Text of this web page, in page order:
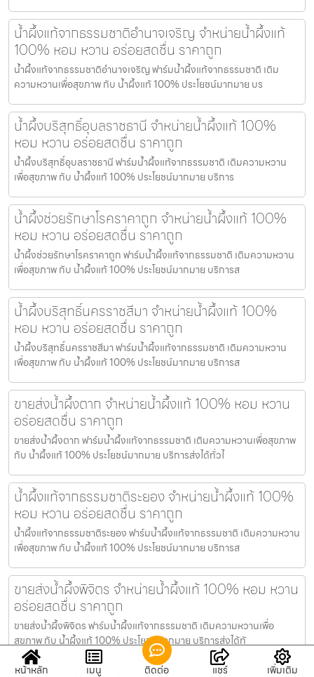
น้ำผึ้งแท้จากธรรมชาติอำนาจเจริญ จำหน่ายน้ำผึ้งแท้
100% หอม หวาน อร่อยสดชื่น ราคาถูก
น้ำผึ้งแท้จากธรรมชาติอำนาจเจริญ ฟาร์มน้ำผึ้งแท้จากธรรมชาติ เติม
ความหวานเพื่อสุขภาพ กับ น้ำผึ้งแท้ 100% ประโยชน์มากมาย บร
น้ำผึ้งบริสุทธิ์อุบลราชธานี จำหน่ายน้ำผึ้งแท้ 100%
หอม หวาน อร่อยสดชื่น ราคาถูก
น้ำผึ้งบริสุทธิ์อุบลราชธานี ฟาร์มน้ำผึ้งแท้จากธรรมชาติ เติมความหวาน
เพื่อสุขภาพ กับ น้ำผึ้งแท้ 100% ประโยชน์มากมาย บริการ
น้ำผึ้งช่วยรักษาโรคราคาถูก จำหน่ายน้ำผึ้งแท้ 100%
หอม หวาน อร่อยสดชื่น ราคาถูก
น้ำผึ้งช่วยรักษาโรคราคาถูก ฟาร์มน้ำผึ้งแท้จากธรรมชาติ เติมความหวาน
เพื่อสุขภาพ กับ น้ำผึ้งแท้ 100% ประโยชน์มากมาย บริการส
น้ำผึ้งบริสุทธิ์นครราชสีมา จำหน่ายน้ำผึ้งแท้ 100%
หอม หวาน อร่อยสดชื่น ราคาถูก
น้ำผึ้งบริสุทธิ์นครราชสีมา ฟาร์มน้ำผึ้งแท้จากธรรมชาติ เติมความหวาน
เพื่อสุขภาพ กับ น้ำผึ้งแท้ 100% ประโยชน์มากมาย บริการส
ขายส่งน้ำผึ้งตาก จำหน่ายน้ำผึ้งแท้ 100% หอม หวาน
อร่อยสดชื่น ราคาถูก
ขายส่งน้ำผึ้งตาก ฟาร์มน้ำผึ้งแท้จากธรรมชาติ เติมความหวานเพื่อสุขภาพ
กับ น้ำผึ้งแท้ 100% ประโยชน์มากมาย บริการส่งได้ทั่วไ
น้ำผึ้งแท้จากธรรมชาติระยอง จำหน่ายน้ำผึ้งแท้ 100%
หอม หวาน อร่อยสดชื่น ราคาถูก
น้ำผึ้งแท้จากธรรมชาติระยอง ฟาร์มน้ำผึ้งแท้จากธรรมชาติ เติมความหวาน
เพื่อสุขภาพ กับ น้ำผึ้งแท้ 100% ประโยชน์มากมาย บริการส
ขายส่งน้ำผึ้งพิจิตร จำหน่ายน้ำผึ้งแท้ 100% หอม หวาน
อร่อยสดชื่น ราคาถูก
ขายส่งน้ำผึ้งพิจิตร ฟาร์มน้ำผึ้งแท้จากธรรมชาติ เติมความหวานเพื่อ
สุขภาพ กับ น้ำผึ้งแท้ 100% ประโยชน์มากมาย บริการส่งได้ทั
หน้าหลัก เมนู ติดต่อ แชร์ เพิ่มเติม